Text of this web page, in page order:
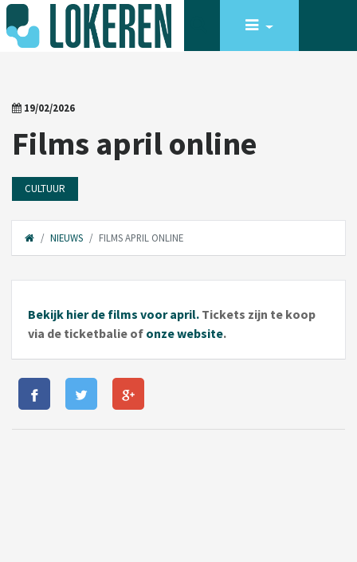
19/02/2026
Films april online
CULTUUR
NIEUWS FILMS APRIL ONLINE
Bekijk hier de films voor april. Tickets zijn te koop
via de ticketbalie of onze website.